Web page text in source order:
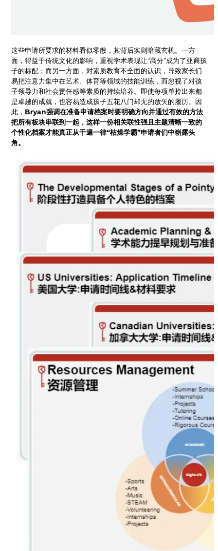
这些申请所要求的材料看似零散，其背后实则暗藏玄机。一方
面，得益于传统文化的影响，重视学术表现让“高分”成为了亚裔孩
子的标配；而另一方面，对素质教育不全面的认识，导致家长们
易把注意力集中在艺术、体育等领域的技能训练，而忽视了对孩
子领导力和社会责任感等素质的持续培养。即使每项单拎出来都
是卓越的成就，也容易造成孩子五花八门却无的放矢的履历。因
此， Bryan强调在准备申请档案时要明确方向并通过有效的方法
把所有板块串联到一起，这样一份相关联性强且主题清晰一致的
个性化档案才能真正从千遍一律“枯燥学霸”申请者们中崭露头
角。